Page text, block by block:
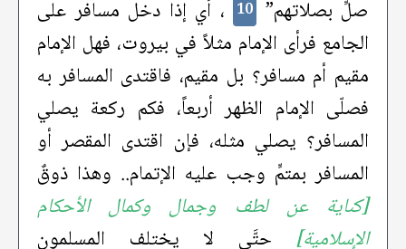
صلِّ بصلاتهم” 10 ، أي إذا دخل مسافر على
الجامع فرأى الإمام مثلاً في بيروت، فهل الإمام
مقيم أم مسافر؟ بل مقيم، فاقتدى المسافر به
فصلّى الإمام الظهر أربعاً، فكم ركعة يصلي
المسافر؟ يصلي مثله، فإن اقتدى المقصر أو
المسافر بمتمٍّ وجب عليه الإتمام.. وهذا ذوقٌ
[كناية عن لطف وجمال وكمال الأحكام
الإسلامية] حتَّى لا يختلف المسلمون